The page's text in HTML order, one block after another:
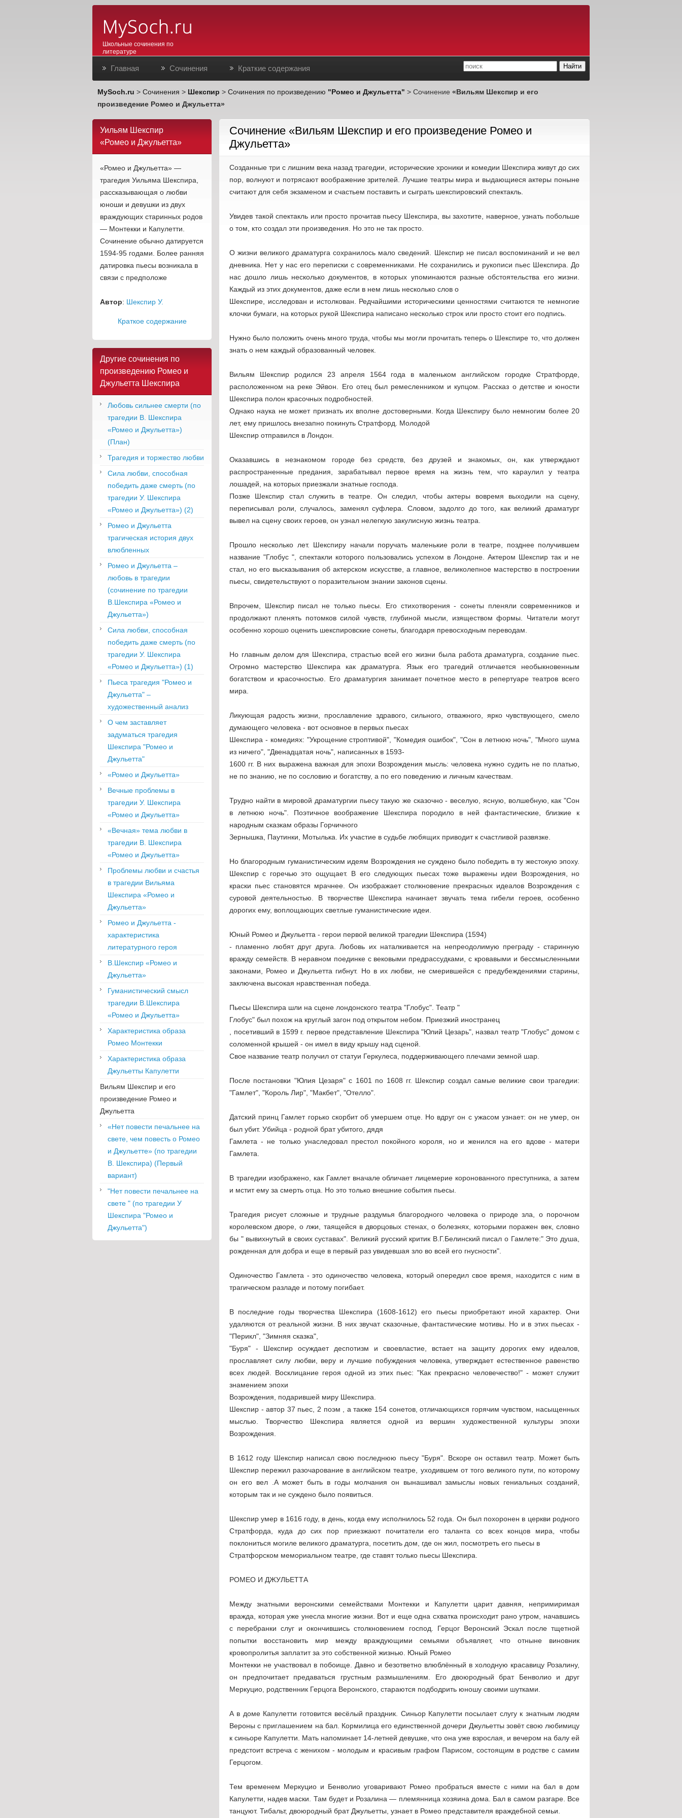
Школьные сочинения по
литературе
Главная Сочинения Краткие содержания
MySoch.ru > Сочинения > Шекспир > Сочинения по произведению "Ромео и Джульетта" > Сочинение «Вильям Шекспир и его
произведение Ромео и Джульетта»
Уильям Шекспир
«Ромео и Джульетта»
«Ромео и Джульетта» —
трагедия Уильяма Шекспира,
рассказывающая о любви
юноши и девушки из двух
враждующих старинных родов
— Монтекки и Капулетти.
Сочинение обычно датируется
1594-95 годами. Более ранняя
датировка пьесы возникала в
связи с предположе
Автор: Шекспир У.
Краткое содержание
Другие сочинения по
произведению Ромео и
Джульетта Шекспира
Любовь сильнее смерти (по
трагедии В. Шекспира
«Ромео и Джульетта»)
(План)
Трагедия и торжество любви
Сила любви, способная
победить даже смерть (по
трагедии У. Шекспира
«Ромео и Джульетта») (2)
Ромео и Джульетта
трагическая история двух
влюбленных
Ромео и Джульетта –
любовь в трагедии
(сочинение по трагедии
В.Шекспира «Ромео и
Джульетта»)
Сила любви, способная
победить даже смерть (по
трагедии У. Шекспира
«Ромео и Джульетта») (1)
Пьеса трагедия "Ромео и
Джульетта" –
художественный анализ
О чем заставляет
задуматься трагедия
Шекспира "Ромео и
Джульетта"
«Ромео и Джульетта»
Вечные проблемы в
трагедии У. Шекспира
«Ромео и Джульетта»
«Вечная» тема любви в
трагедии В. Шекспира
«Ромео и Джульетта»
Проблемы любви и счастья
в трагедии Вильяма
Шекспира «Ромео и
Джульетта»
Ромео и Джульетта -
характеристика
литературного героя
В.Шекспир «Ромео и
Джульетта»
Гуманистический смысл
трагедии В.Шекспира
«Ромео и Джульетта»
Характеристика образа
Ромео Монтекки
Характеристика образа
Джульетты Капулетти
Вильям Шекспир и его
произведение Ромео и
Джульетта
«Нет повести печальнее на
свете, чем повесть о Ромео
и Джульетте» (по трагедии
В. Шекспира) (Первый
вариант)
"Нет повести печальнее на
свете " (по трагедии У
Шекспира "Ромео и
Джульетта")
Cочинение «Вильям Шекспир и его произведение Ромео и
Джульетта»
Созданные три с лишним века назад трагедии, исторические хроники и комедии Шекспира живут до сих
пор, волнуют и потрясают воображение зрителей. Лучшие театры мира и выдающиеся актеры поныне
считают для себя экзаменом и счастьем поставить и сыграть шекспировский спектакль.
Увидев такой спектакль или просто прочитав пьесу Шекспира, вы захотите, наверное, узнать побольше
о том, кто создал эти произведения. Но это не так просто.
О жизни великого драматурга сохранилось мало сведений. Шекспир не писал воспоминаний и не вел
дневника. Нет у нас его переписки с современниками. Не сохранились и рукописи пьес Шекспира. До
нас дошло лишь несколько документов, в которых упоминаются разные обстоятельства его жизни.
Каждый из этих документов, даже если в нем лишь несколько слов о
Шекспире, исследован и истолкован. Редчайшими историческими ценностями считаются те немногие
клочки бумаги, на которых рукой Шекспира написано несколько строк или просто стоит его подпись.
Нужно было положить очень много труда, чтобы мы могли прочитать теперь о Шекспире то, что должен
знать о нем каждый образованный человек.
Вильям Шекспир родился 23 апреля 1564 года в маленьком английском городке Стратфорде,
расположенном на реке Эйвон. Его отец был ремесленником и купцом. Рассказ о детстве и юности
Шекспира полон красочных подробностей.
Однако наука не может признать их вполне достоверными. Когда Шекспиру было немногим более 20
лет, ему пришлось внезапно покинуть Стратфорд. Молодой
Шекспир отправился в Лондон.
Оказавшись в незнакомом городе без средств, без друзей и знакомых, он, как утверждают
распространенные предания, зарабатывал первое время на жизнь тем, что караулил у театра
лошадей, на которых приезжали знатные господа.
Позже Шекспир стал служить в театре. Он следил, чтобы актеры вовремя выходили на сцену,
переписывал роли, случалось, заменял суфлера. Словом, задолго до того, как великий драматург
вывел на сцену своих героев, он узнал нелегкую закулисную жизнь театра.
Прошло несколько лет. Шекспиру начали поручать маленькие роли в театре, позднее получившем
название "Глобус ", спектакли которого пользовались успехом в Лондоне. Актером Шекспир так и не
стал, но его высказывания об актерском искусстве, а главное, великолепное мастерство в построении
пьесы, свидетельствуют о поразительном знании законов сцены.
Впрочем, Шекспир писал не только пьесы. Его стихотворения - сонеты пленяли современников и
продолжают пленять потомков силой чувств, глубиной мысли, изяществом формы. Читатели могут
особенно хорошо оценить шекспировские сонеты, благодаря превосходным переводам.
Но главным делом для Шекспира, страстью всей его жизни была работа драматурга, создание пьес.
Огромно мастерство Шекспира как драматурга. Язык его трагедий отличается необыкновенным
богатством и красочностью. Его драматургия занимает почетное место в репертуаре театров всего
мира.
Ликующая радость жизни, прославление здравого, сильного, отважного, ярко чувствующего, смело
думающего человека - вот основное в первых пьесах
Шекспира - комедиях: "Укрощение строптивой", "Комедия ошибок", "Сон в летнюю ночь", "Много шума
из ничего", "Двенадцатая ночь", написанных в 1593-
1600 гг. В них выражена важная для эпохи Возрождения мысль: человека нужно судить не по платью,
не по знанию, не по сословию и богатству, а по его поведению и личным качествам.
Трудно найти в мировой драматургии пьесу такую же сказочно - веселую, ясную, волшебную, как "Сон
в летнюю ночь". Поэтичное воображение Шекспира породило в ней фантастические, близкие к
народным сказкам образы Горчичного
Зернышка, Паутинки, Мотылька. Их участие в судьбе любящих приводит к счастливой развязке.
Но благородным гуманистическим идеям Возрождения не суждено было победить в ту жестокую эпоху.
Шекспир с горечью это ощущает. В его следующих пьесах тоже выражены идеи Возрождения, но
краски пьес становятся мрачнее. Он изображает столкновение прекрасных идеалов Возрождения с
суровой деятельностью. В творчестве Шекспира начинает звучать тема гибели героев, особенно
дорогих ему, воплощающих светлые гуманистические идеи.
Юный Ромео и Джульетта - герои первой великой трагедии Шекспира (1594)
- пламенно любят друг друга. Любовь их наталкивается на непреодолимую преграду - старинную
вражду семейств. В неравном поединке с вековыми предрассудками, с кровавыми и бессмысленными
законами, Ромео и Джульетта гибнут. Но в их любви, не смерившейся с предубеждениями старины,
заключена высокая нравственная победа.
Пьесы Шекспира шли на сцене лондонского театра "Глобус". Театр "
Глобус" был похож на круглый загон под открытом небом. Приезжий иностранец
, посетивший в 1599 г. первое представление Шекспира "Юлий Цезарь", назвал театр "Глобус" домом с
соломенной крышей - он имел в виду крышу над сценой.
Свое название театр получил от статуи Геркулеса, поддерживающего плечами земной шар.
После постановки "Юлия Цезаря" с 1601 по 1608 гг. Шекспир создал самые великие свои трагедии:
"Гамлет", "Король Лир", "Макбет", "Отелло".
Датский принц Гамлет горько скорбит об умершем отце. Но вдруг он с ужасом узнает: он не умер, он
был убит. Убийца - родной брат убитого, дядя
Гамлета - не только унаследовал престол покойного короля, но и женился на его вдове - матери
Гамлета.
В трагедии изображено, как Гамлет вначале обличает лицемерие коронованного преступника, а затем
и мстит ему за смерть отца. Но это только внешние события пьесы.
Трагедия рисует сложные и трудные раздумья благородного человека о природе зла, о порочном
королевском дворе, о лжи, таящейся в дворцовых стенах, о болезнях, которыми поражен век, словно
бы " вывихнутый в своих суставах". Великий русский критик В.Г.Белинский писал о Гамлете:" Это душа,
рожденная для добра и еще в первый раз увидевшая зло во всей его гнусности".
Одиночество Гамлета - это одиночество человека, который опередил свое время, находится с ним в
трагическом разладе и потому погибает.
В последние годы творчества Шекспира (1608-1612) его пьесы приобретают иной характер. Они
удаляются от реальной жизни. В них звучат сказочные, фантастические мотивы. Но и в этих пьесах -
"Перикл", "Зимняя сказка",
"Буря" - Шекспир осуждает деспотизм и своевластие, встает на защиту дорогих ему идеалов,
прославляет силу любви, веру и лучшие побуждения человека, утверждает естественное равенство
всех людей. Восклицание героя одной из этих пьес: "Как прекрасно человечество!" - может служит
знамением эпохи
Возрождения, подарившей миру Шекспира.
Шекспир - автор 37 пьес, 2 поэм , а также 154 сонетов, отличающихся горячим чувством, насыщенных
мыслью. Творчество Шекспира является одной из вершин художественной культуры эпохи
Возрождения.
В 1612 году Шекспир написал свою последнюю пьесу "Буря". Вскоре он оставил театр. Может быть
Шекспир пережил разочарование в английском театре, уходившем от того великого пути, по которому
он его вел .А может быть в годы молчания он вынашивал замыслы новых гениальных созданий,
которым так и не суждено было появиться.
Шекспир умер в 1616 году, в день, когда ему исполнилось 52 года. Он был похоронен в церкви родного
Стратфорда, куда до сих пор приезжают почитатели его таланта со всех концов мира, чтобы
поклониться могиле великого драматурга, посетить дом, где он жил, посмотреть его пьесы в
Стратфорском мемориальном театре, где ставят только пьесы Шекспира.
РОМЕО И ДЖУЛЬЕТТА
Между знатными веронскими семействами Монтекки и Капулетти царит давняя, непримиримая
вражда, которая уже унесла многие жизни. Вот и еще одна схватка происходит рано утром, начавшись
с перебранки слуг и окончившись столкновением господ. Герцог Веронский Эскал после тщетной
попытки восстановить мир между враждующими семьями объявляет, что отныне виновник
кровoпролитья заплатит за это собственной жизнью. Юный Ромео
Монтекки не участвовал в побоище. Давно и безответно влюблённый в холодную красавицу Розалину,
он предпочитает предаваться грустным размышлениям. Его двоюродный брат Бенволио и друг
Меркуцио, родственник Герцога Веронского, стараются подбодрить юношу своими шутками.
А в доме Капулетти готовится весёлый праздник. Синьор Капулетти посылает слугу к знатным людям
Вероны с приглашением на бал. Кормилица его единственной дочери Джульетты зовёт свою любимицу
к синьоре Капулетти. Мать напоминает 14-летней девушке, что она уже взрослая, и вечером на балу ей
предстоит встреча с женихом - молодым и красивым графом Парисом, состоящим в родстве с самим
Герцогом.
Тем временем Меркуцио и Бенволио уговаривают Ромео пробраться вместе с ними на бал в дом
Капулетти, надев маски. Там будет и Розалина — племянница хозяина дома. Бал в самом разгаре. Все
танцуют. Тибальт, двоюродный брат Джульетты, узнает в Ромео представителя враждебной семьи.